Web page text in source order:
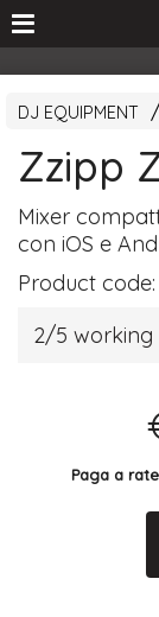
<-- Curio's GSC
DJ EQUIPMENT
Zzipp
Mixer
con iOS e
Product code:
2/5 working
Paga a